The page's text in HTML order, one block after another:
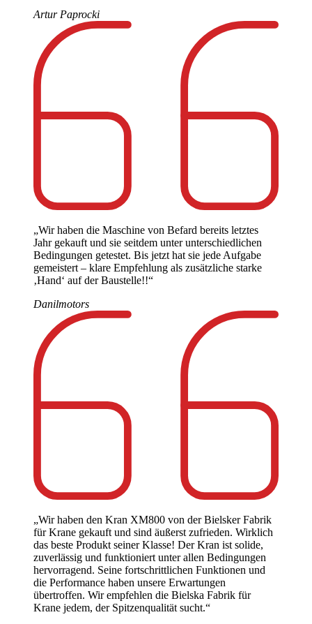
Artur Paprocki
„Wir haben die Maschine von Befard bereits letztes
Jahr gekauft und sie seitdem unter unterschiedlichen
Bedingungen getestet. Bis jetzt hat sie jede Aufgabe
gemeistert – klare Empfehlung als zusätzliche starke
‚Hand‘ auf der Baustelle!!“
Danilmotors
„Wir haben den Kran XM800 von der Bielsker Fabrik
für Krane gekauft und sind äußerst zufrieden. Wirklich
das beste Produkt seiner Klasse! Der Kran ist solide,
zuverlässig und funktioniert unter allen Bedingungen
hervorragend. Seine fortschrittlichen Funktionen und
die Performance haben unsere Erwartungen
übertroffen. Wir empfehlen die Bielska Fabrik für
Krane jedem, der Spitzenqualität sucht.“